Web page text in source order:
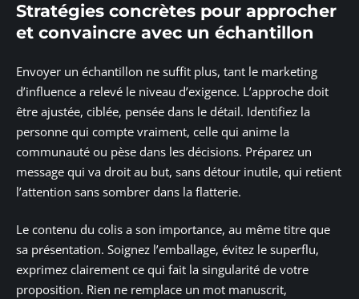
Stratégies concrètes pour approcher
et convaincre avec un échantillon
Envoyer un échantillon ne suffit plus, tant le marketing
d’influence a relevé le niveau d’exigence. L’approche doit
être ajustée, ciblée, pensée dans le détail. Identifiez la
personne qui compte vraiment, celle qui anime la
communauté ou pèse dans les décisions. Préparez un
message qui va droit au but, sans détour inutile, qui retient
l’attention sans sombrer dans la flatterie.
Le contenu du colis a son importance, au même titre que
sa présentation. Soignez l’emballage, évitez le superflu,
exprimez clairement ce qui fait la singularité de votre
proposition. Rien ne remplace un mot manuscrit,